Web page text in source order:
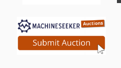
Volvo Mini Bageri
Weinbrenner Tsv 6/3050